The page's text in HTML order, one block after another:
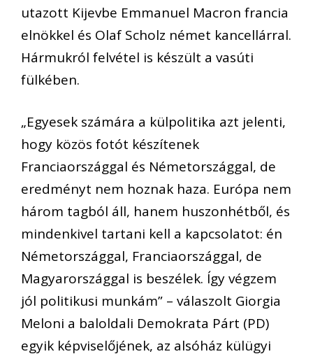
utazott Kijevbe Emmanuel Macron francia
elnökkel és Olaf Scholz német kancellárral.
Hármukról felvétel is készült a vasúti
fülkében.
„Egyesek számára a külpolitika azt jelenti,
hogy közös fotót készítenek
Franciaországgal és Németországgal, de
eredményt nem hoznak haza. Európa nem
három tagból áll, hanem huszonhétből, és
mindenkivel tartani kell a kapcsolatot: én
Németországgal, Franciaországgal, de
Magyarországgal is beszélek. Így végzem
jól politikusi munkám” – válaszolt Giorgia
Meloni a baloldali Demokrata Párt (PD)
egyik képviselőjének, az alsóház külügyi